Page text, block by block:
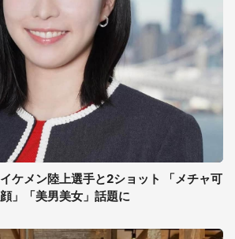
ケメン陸上選手と2ショット 「メチャ可
」「美男美女」話題に